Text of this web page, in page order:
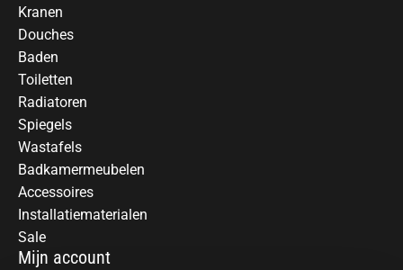
Kranen
Douches
Baden
Toiletten
Radiatoren
Spiegels
Wastafels
Badkamermeubelen
Accessoires
Installatiematerialen
Sale
Mijn account